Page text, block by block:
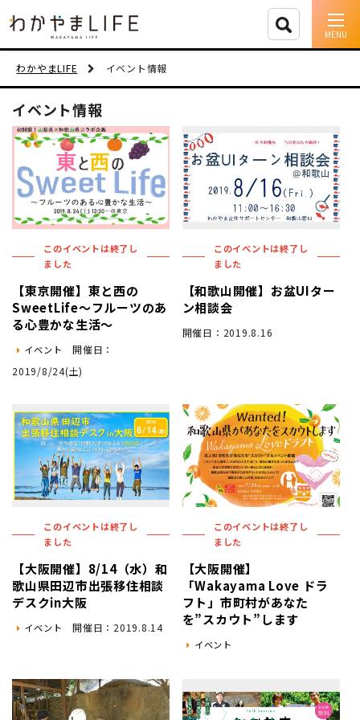
イベント情報
人に会う
しごと
住まい
市町村を探す
移住者インタビュー
動画
わかやまLIFE イベント情報
イベント情報
このイベントは終了し
ました
【東京開催】東と西の
SweetLife～フルーツのあ
る心豊かな生活～
イベント
開催日：
2019/8/24(土)
このイベントは終了し
ました
【和歌山開催】お盆UIター
ン相談会
開催日：2019.8.16
このイベントは終了し
ました
【大阪開催】8/14（水）和
歌山県田辺市出張移住相談
デスクin大阪
イベント 開催日：2019.8.14
このイベントは終了し
ました
【大阪開催】
「Wakayama Love ドラ
フト」市町村があなた
を”スカウト”します
イベント